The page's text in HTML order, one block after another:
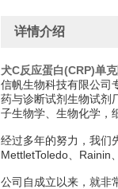
详情介绍
犬C反应蛋白(CRP)单
信帆生物科技有限公司
药与诊断试剂生物试剂
子生物学、生物化学，
经过多年的努力，我们
MettletToledo、Rainin
公司自成立以来，就非